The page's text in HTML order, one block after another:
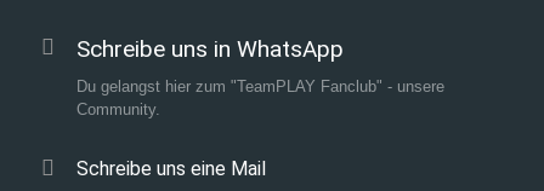
Schreibe uns in WhatsApp
Du gelangst hier zum "TeamPLAY Fanclub" - unsere
Community.
Schreibe uns eine Mail